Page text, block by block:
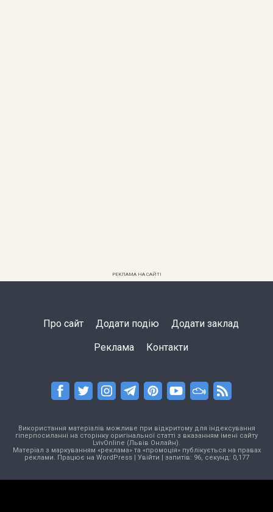
РЕКЛАМА НА САЙТІ
Про сайт Додати подію Додати заклад
Реклама Контакти
Використання матеріалів можливе при відкритому для індексування
гіперпосиланні на сторінку оригінальної статті з вказанням імені сайту
LvivOnline (Львів Онлайн).
Матеріал з маркуванням «реклама» та «промоція» публікується на правах
реклами. Працює на WordPress| Увійти | запитів: 96, секунд: 0,177